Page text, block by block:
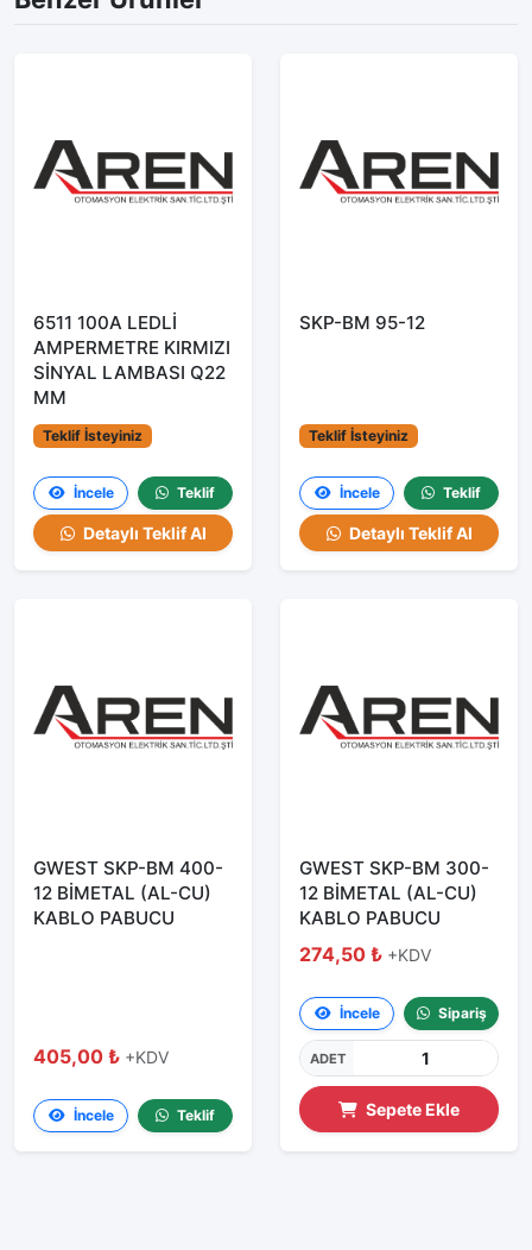
6511 100A LEDLİ
AMPERMETRE KIRMIZI
SİNYAL LAMBASI Q22
MM
Teklif İsteyiniz
İncele Teklif
Detaylı Teklif Al
SKP-BM 95-12
Teklif İsteyiniz
İncele Teklif
Detaylı Teklif Al
GWEST SKP-BM 400-
12 BİMETAL (AL-CU)
KABLO PABUCU
405,00 ₺ +KDV
İncele Teklif
GWEST SKP-BM 300-
12 BİMETAL (AL-CU)
KABLO PABUCU
274,50 ₺ +KDV
İncele Sipariş
ADET
Sepete Ekle